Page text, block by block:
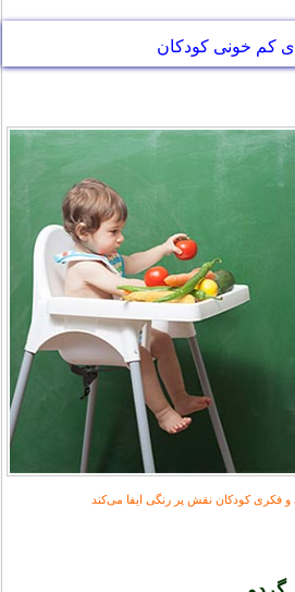
کم خونی کودکان
فکری کودکان نقش پر رنگی ایفا می‌کند